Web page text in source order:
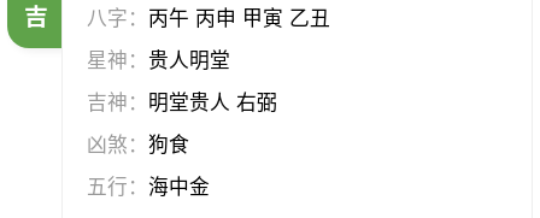
移徙 分居 出火
放水 畋猎
吉
八字： 丙午 丙申 甲寅 乙丑
星神： 贵人明堂
吉神： 明堂贵人 右弼
凶煞：狗食
五行：海中金